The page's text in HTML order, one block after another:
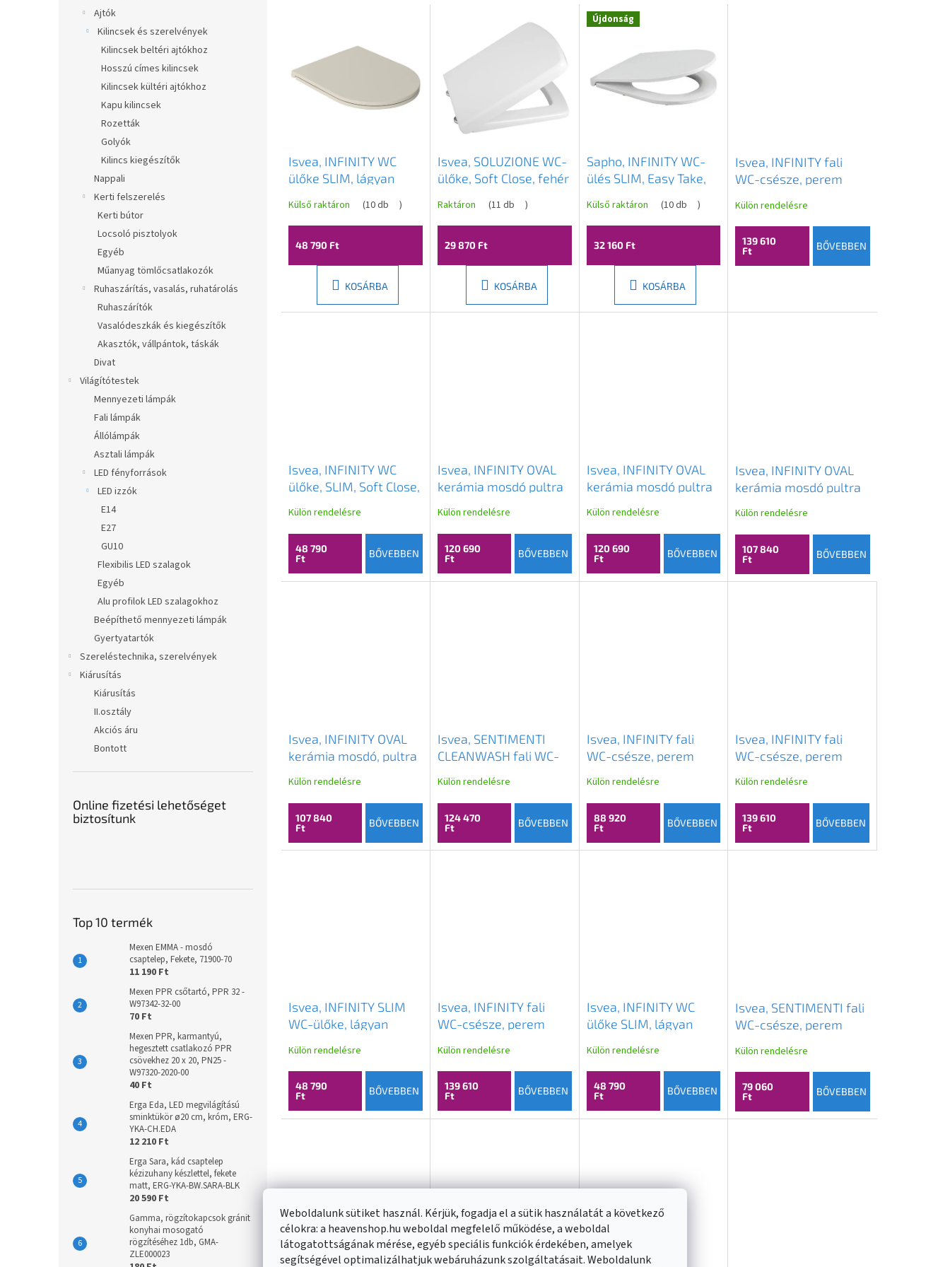
Weboldalunk sütiket használ. Kérjük, fogadja el a sütik használatát a következő
célokra: a heavenshop.hu weboldal megfelelő működése, a weboldal
látogatottságának mérése, egyéb speciális funkciók érdekében, amelyek
segítségével optimalizálhatjuk webáruházunk szolgáltatásait. Weboldalunk
Ajtók
Kilincsek és szerelvények
Kilincsek beltéri ajtókhoz
Hosszú címes kilincsek
Kilincsek kültéri ajtókhoz
Kapu kilincsek
Rozetták
Golyók
Kilincs kiegészítők
Nappali
Kerti felszerelés
Kerti bútor
Locsoló pisztolyok
Egyéb
Műanyag tömlőcsatlakozók
Ruhaszárítás, vasalás, ruhatárolás
Ruhaszárítók
Vasalódeszkák és kiegészítők
Akasztók, vállpántok, táskák
Divat
Világítótestek
Mennyezeti lámpák
Fali lámpák
Állólámpák
Asztali lámpák
LED fényforrások
LED izzók
E14
E27
GU10
Flexibilis LED szalagok
Egyéb
Alu profilok LED szalagokhoz
Beépíthető mennyezeti lámpák
Gyertyatartók
Szereléstechnika, szerelvények
Kiárusítás
Kiárusítás
II.osztály
Akciós áru
Bontott
Online fizetési lehetőséget
biztosítunk
Top 10 termék
Mexen EMMA - mosdó
csaptelep, Fekete, 71900-70
11 190 Ft
Mexen PPR csőtartó, PPR 32 -
W97342-32-00
70 Ft
Mexen PPR, karmantyú,
hegesztett csatlakozó PPR
csövekhez 20 x 20, PN25 -
W97320-2020-00
40 Ft
Erga Eda, LED megvilágítású
sminktükör ø20 cm, króm, ERG-
YKA-CH.EDA
12 210 Ft
Erga Sara, kád csaptelep
kézizuhany készlettel, fekete
matt, ERG-YKA-BW.SARA-BLK
20 590 Ft
Gamma, rögzítokapcsok gránit
konyhai mosogató
rögzítéséhez 1db, GMA-
ZLE000023
Isvea, INFINITY WC
ülőke SLIM, lágyan
elefántcsont színű,
40KF0532I
Külső raktáron (10 db )
48 790 Ft
KOSÁRBA
Isvea, SOLUZIONE WC-
ülőke, Soft Close, fehér
Raktáron (11 db )
29 870 Ft
KOSÁRBA
Újdonság
Sapho, INFINITY WC-
ülés SLIM, Easy Take,
40KF0200I-S
Külső raktáron (10 db )
32 160 Ft
KOSÁRBA
Isvea, INFINITY fali
WC-csésze, perem
bézs, 10NF02005-2H
Külön rendelésre
139 610
Ft
BŐVEBBEN
Isvea, INFINITY WC
ülőke, SLIM, Soft Close,
40KF0531I
Külön rendelésre
48 790
Ft
BŐVEBBEN
Isvea, INFINITY OVAL
kerámia mosdó pultra
terrakotta,
10NF65060-2U
Külön rendelésre
120 690
Ft
BŐVEBBEN
Isvea, INFINITY OVAL
kerámia mosdó pultra
bézs, 10NF65060-2H
Külön rendelésre
120 690
Ft
BŐVEBBEN
Isvea, INFINITY OVAL
kerámia mosdó pultra
terrakotta,
10NF65055-2U
Külön rendelésre
107 840
Ft
BŐVEBBEN
Isvea, INFINITY OVAL
kerámia mosdó, pultra
bézs, 10NF65055-2H
Külön rendelésre
107 840
Ft
BŐVEBBEN
Isvea, SENTIMENTI
CLEANWASH fali WC-
szeleppel és
bidézuhannyal, perem
nélküli, 36x51cm, fehér,
10ARS1010
Külön rendelésre
124 470
Ft
BŐVEBBEN
Isvea, INFINITY fali
WC-csésze, perem
fehér, 10NF02005
Külön rendelésre
88 920
Ft
BŐVEBBEN
Isvea, INFINITY fali
WC-csésze, perem
világoszöld,
10NF02005-2T
Külön rendelésre
139 610
Ft
BŐVEBBEN
Isvea, INFINITY SLIM
WC-ülőke, lágyan
világoszöld, 40KF0542I
Külön rendelésre
48 790
Ft
BŐVEBBEN
Isvea, INFINITY fali
WC-csésze, perem
matt petrolzöld,
10NF02005-2P
Külön rendelésre
139 610
Ft
BŐVEBBEN
Isvea, INFINITY WC
ülőke SLIM, lágyan
matt zöld, benzin,
40KF0545I
Külön rendelésre
48 790
Ft
BŐVEBBEN
Isvea, SENTIMENTI fali
WC-csésze, perem
10AR02014
Külön rendelésre
79 060
Ft
BŐVEBBEN